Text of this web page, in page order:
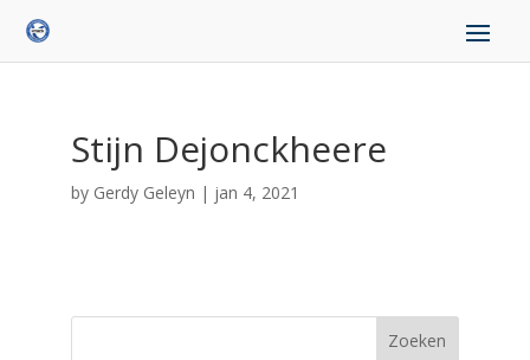
Stijn Dejonckheere
by Gerdy Geleyn | jan 4, 2021